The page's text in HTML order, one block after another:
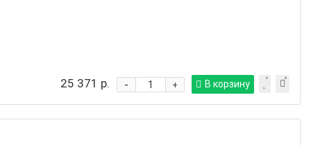
25 371 р. +
- В корзину